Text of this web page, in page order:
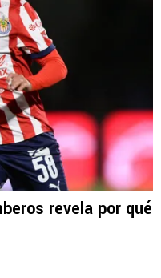
revela por qué